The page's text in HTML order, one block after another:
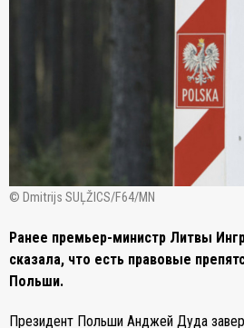
© Dmitrijs SUĻŽICS/F64/MN
Ранее премьер-министр Литвы
сказала, что есть правовые
Польши.
Президент Польши Анджей Дуда